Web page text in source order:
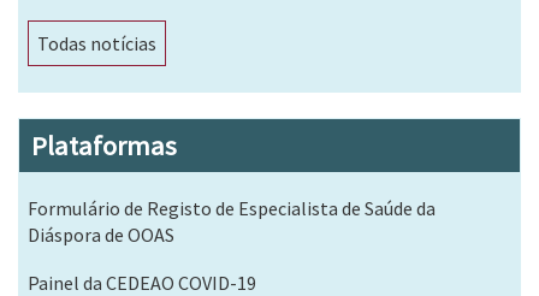
Todas notícias
Plataformas
Formulário de Registo de Especialista de Saúde da
Diáspora de OOAS
Painel da CEDEAO COVID-19